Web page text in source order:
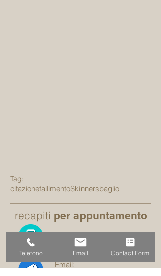
Tag:
citazionefallimentoSkinnersbaglio
recapiti per appuntamento
3701104502
Email:
Telefono Email Contact Form